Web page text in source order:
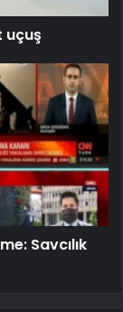
uçuş
Savcılık